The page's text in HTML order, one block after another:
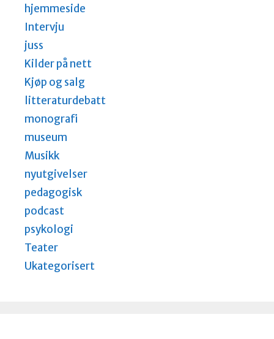
hjemmeside
Intervju
juss
Kilder på nett
Kjøp og salg
litteraturdebatt
monografi
museum
Musikk
nyutgivelser
pedagogisk
podcast
psykologi
Teater
Ukategorisert